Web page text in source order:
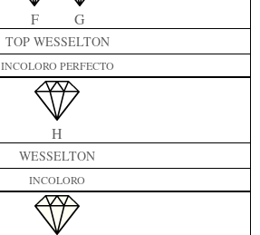
F G
TOP WESSELTON
INCOLORO PERFECTO
H
WESSELTON
INCOLORO